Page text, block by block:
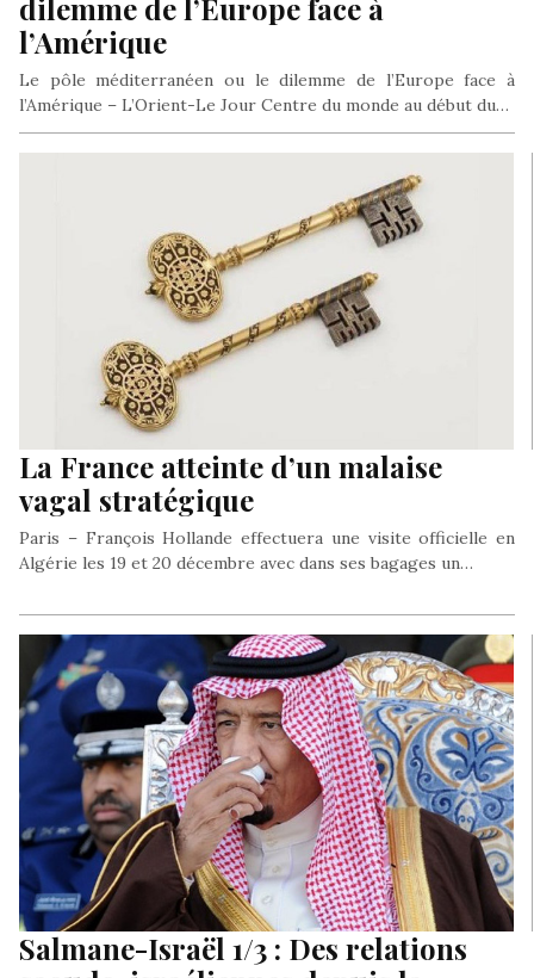
dilemme de l’Europe face à
l’Amérique
Le pôle méditerranéen ou le dilemme de l’Europe face à
l’Amérique – L’Orient-Le Jour Centre du monde au début du…
La France atteinte d’un malaise
vagal stratégique
Paris – François Hollande effectuera une visite officielle en
Algérie les 19 et 20 décembre avec dans ses bagages un…
Salmane-Israël 1/3 : Des relations